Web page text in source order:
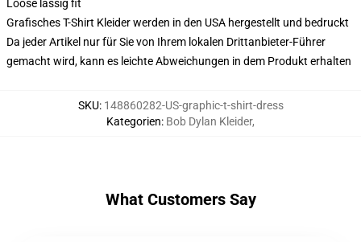
Loose lässig fit
Grafisches T-Shirt Kleider werden in den USA hergestellt und bedruckt
Da jeder Artikel nur für Sie von Ihrem lokalen Drittanbieter-Führer
gemacht wird, kann es leichte Abweichungen in dem Produkt erhalten
SKU: 148860282-US-graphic-t-shirt-dress
Kategorien: Bob Dylan Kleider,
What Customers Say